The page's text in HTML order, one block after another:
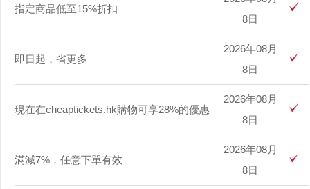
指定商品低至15%折扣
8日
即日起，省更多
2026年08月
8日
現在在cheaptickets.hk購物可享28%的優惠
2026年08月
8日
滿減7%，任意下單有效
2026年08月
8日